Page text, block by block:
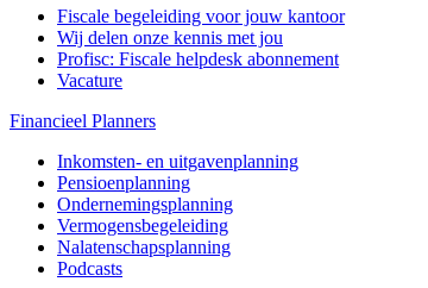
Fiscale begeleiding voor jouw kantoor
Wij delen onze kennis met jou
Profisc: Fiscale helpdesk abonnement
Vacature
Financieel Planners
Inkomsten- en uitgavenplanning
Pensioenplanning
Ondernemingsplanning
Vermogensbegeleiding
Nalatenschapsplanning
Podcasts